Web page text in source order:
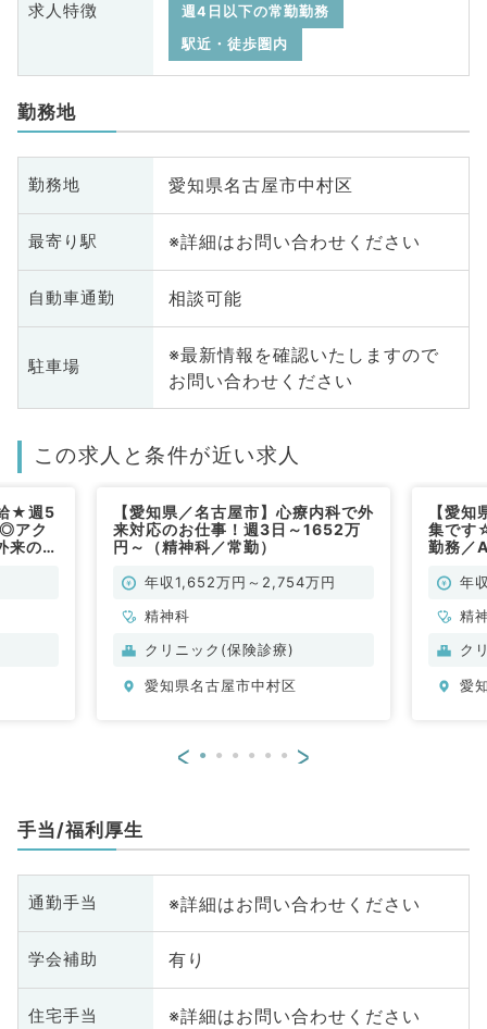
求人特徴
週4日以下の常勤勤務
駅近・徒歩圏内
勤務地
勤務地 愛知県名古屋市中村区
最寄り駅 ※詳細はお問い合わせください
自動車通勤 相談可能
駐車場
※最新情報を確認いたしますので
お問い合わせください
この求人と条件が近い求人
★週5
アク
来のみ
【愛知県／名古屋市】心療内科で外
来対応のお仕事！週3日～1652万
円～（精神科／常勤）
年収1,652万円～2,754万円
精神科
クリニック(保険診療)
愛知県名古屋市中村区
【愛
集です
勤務／
年
精
児
喉
ク
愛
< >
手当/福利厚生
通勤手当 ※詳細はお問い合わせください
学会補助 有り
住宅手当 ※詳細はお問い合わせください